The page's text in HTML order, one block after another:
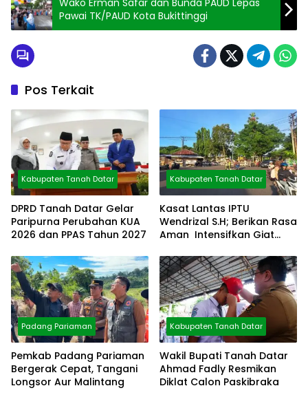
Pawai TK/PAUD Kota Bukittinggi
Pos Terkait
Kabupaten Tanah Datar
DPRD Tanah Datar Gelar
Paripurna Perubahan KUA
2026 dan PPAS Tahun 2027
Kabupaten Tanah Datar
Kasat Lantas IPTU
Wendrizal S.H; Berikan Rasa
Aman Intensifkan Giat
Padang Pariaman
Pemkab Padang Pariaman
Bergerak Cepat, Tangani
Longsor Aur Malintang
Kabupaten Tanah Datar
Wakil Bupati Tanah Datar
Ahmad Fadly Resmikan
Diklat Calon Paskibraka